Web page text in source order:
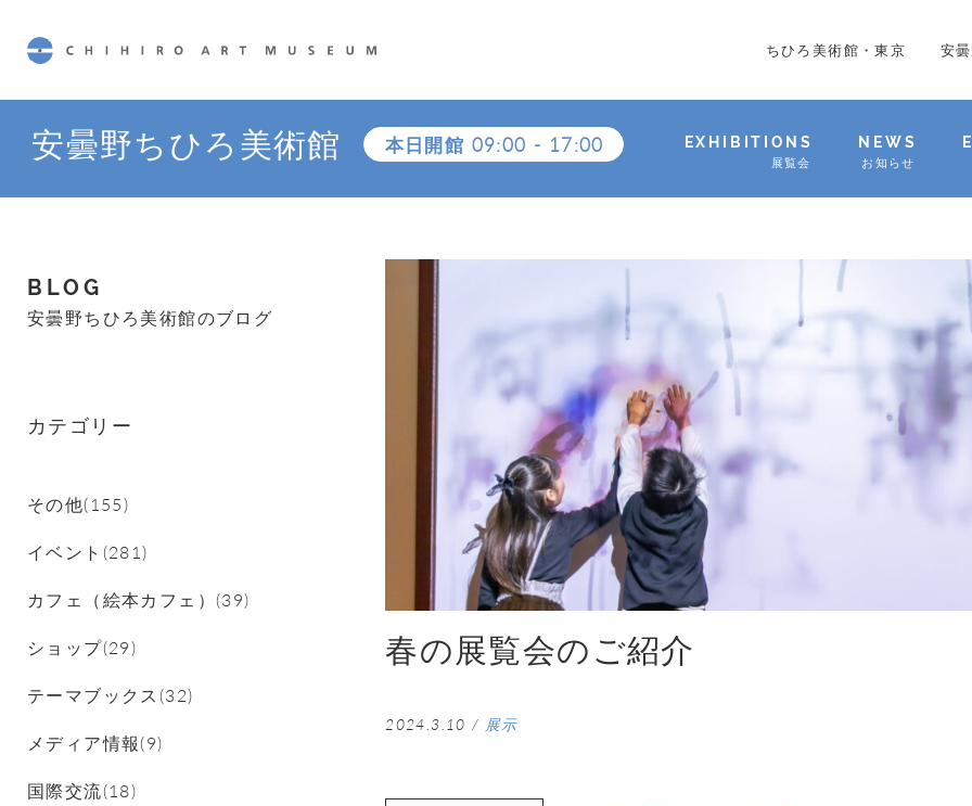
ちひろ美術館・東京 安
安曇野ちひろ美術館 本日開館 09:00 - 17:00 EXHIBITIONS
展覧会
NEWS
お知らせ
春の展覧会のご紹介
2024.3.10 / 展示
BLOG
安曇野ちひろ美術館のブログ
カテゴリー
その他(155)
イベント(281)
カフェ（絵本カフェ）(39)
ショップ(29)
テーマブックス(32)
メディア情報(9)
国際交流(18)